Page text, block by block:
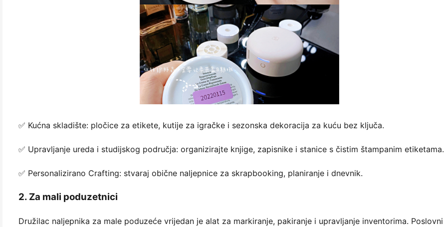
✅ Kućna skladište: pločice za etikete, kutije za igračke i sezonska dekoracija za kuću bez ključa.
✅ Upravljanje ureda i studijskog područja: organizirajte knjige, zapisnike i stanice s čistim štampanim etiketama.
✅ Personalizirano Crafting: stvaraj obične naljepnice za skrapbooking, planiranje i dnevnik.
2. Za mali poduzetnici
Družilac naljepnika za male poduzeće vrijedan je alat za markiranje, pakiranje i upravljanje inventorima. Poslovni